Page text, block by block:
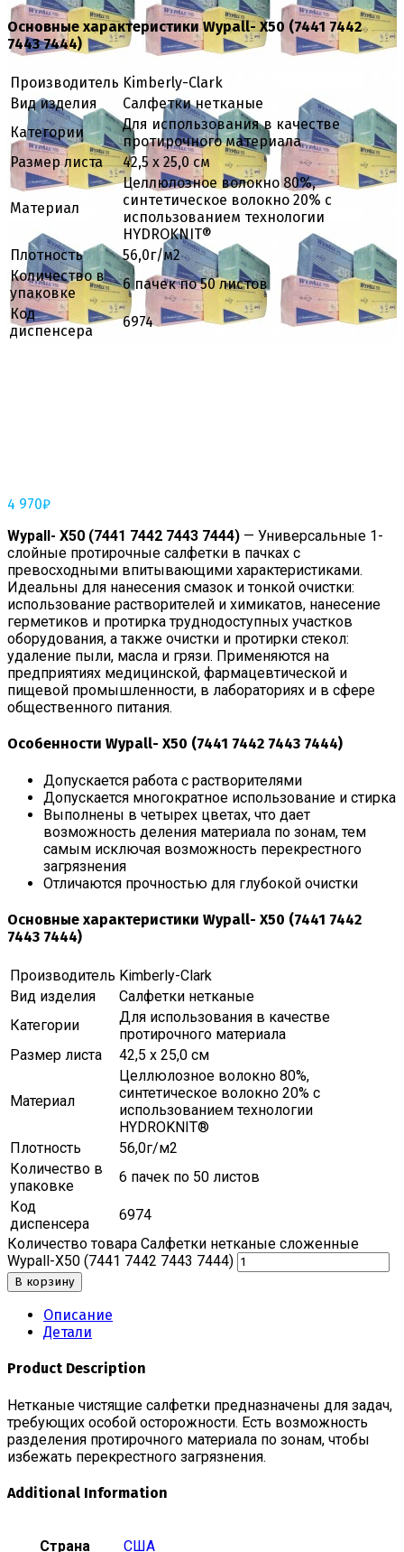
Основные характеристики Wypall- X50 (7441 7442
7443 7444)
Производитель Kimberly-Clark
Вид изделия
Салфетки нетканые
Категории
Для использования в качестве
протирочного материала
Размер листа
42,5 х 25,0 см
Материал
Целлюлозное волокно 80%,
синтетическое волокно 20% с
использованием технологии
HYDROKNIT®
Плотность
56,0г/м2
Количество в
упаковке
6 пачек по 50 листов
Код
диспенсера
6974
4 970₽
Wypall- X50 (7441 7442 7443 7444) — Универсальные 1-
слойные протирочные салфетки в пачках с
превосходными впитывающими характеристиками.
Идеальны для нанесения смазок и тонкой очистки:
использование растворителей и химикатов, нанесение
герметиков и протирка труднодоступных участков
оборудования, а также очистки и протирки стекол:
удаление пыли, масла и грязи. Применяются на
предприятиях медицинской, фармацевтической и
пищевой промышленности, в лабораториях и в сфере
общественного питания.
Особенности Wypall- X50 (7441 7442 7443 7444)
Допускается работа с растворителями
Допускается многократное использование и стирка
Выполнены в четырех цветах, что дает
возможность деления материала по зонам, тем
самым исключая возможность перекрестного
загрязнения
Отличаются прочностью для глубокой очистки
Основные характеристики Wypall- X50 (7441 7442
7443 7444)
Производитель Kimberly-Clark
Вид изделия
Салфетки нетканые
Категории
Для использования в качестве
протирочного материала
Размер листа
42,5 х 25,0 см
Материал
Целлюлозное волокно 80%,
синтетическое волокно 20% с
использованием технологии
HYDROKNIT®
Плотность
56,0г/м2
Количество в
упаковке
6 пачек по 50 листов
Код
диспенсера
6974
Количество товара Салфетки нетканые сложенные
Wypall-X50 (7441 7442 7443 7444)
В корзину
Описание
Детали
Product Description
Нетканые чистящие салфетки предназначены для задач,
требующих особой осторожности. Есть возможность
разделения протирочного материала по зонам, чтобы
избежать перекрестного загрязнения.
Additional Information
Страна США